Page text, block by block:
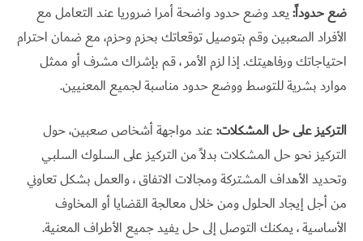
ضع حدوداً:يعد وضع حدود واضحة أمرا ضروريا عند التعامل مع
الأفراد الصعبين وقم بتوصيل توقعاتك بحزم وحزم، مع ضمان احترام
احتياجاتك ورفاهيتك. إذا لزم الأمر ، قم بإشراك مشرف أو ممثل
موارد بشرية للتوسط ووضع حدود مناسبة لجميع المعنيين.
التركيز على حل المشكلات:عند مواجهة أشخاص صعبين، حول
التركيز نحو حل المشكلات بدلاً من التركيز على السلوك السلبي
وتحديد الأهداف المشتركة ومجالات الاتفاق ، والعمل بشكل تعاوني
من أجل إيجاد الحلول ومن خلال معالجة القضايا أو المخاوف
الأساسية ، يمكنك التوصل إلى حل يفيد جميع الأطراف المعنية.